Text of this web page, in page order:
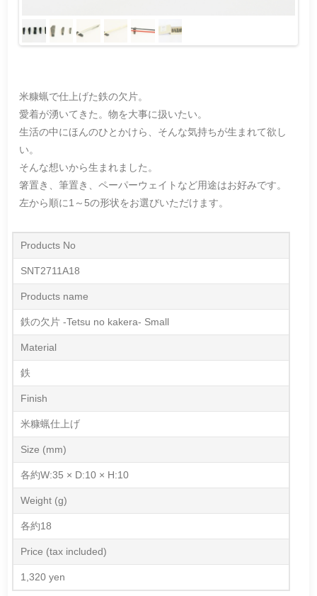
米糠蝋で仕上げた鉄の欠片。
愛着が湧いてきた。物を大事に扱いたい。
生活の中にほんのひとかけら、そんな気持ちが生まれて欲し
い。
そんな想いから生まれました。
箸置き、筆置き、ペーパーウェイトなど用途はお好みです。
左から順に1～5の形状をお選びいただけます。
Products No
SNT2711A18
Products name
鉄の欠片 -Tetsu no kakera- Small
Material
鉄
Finish
米糠蝋仕上げ
Size (mm)
各約W:35 × D:10 × H:10
Weight (g)
各約18
Price (tax included)
1,320 yen